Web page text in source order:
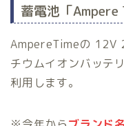
蓄電池「
AmpereTimeの 12V
チウムイオンバッテ
利用します。